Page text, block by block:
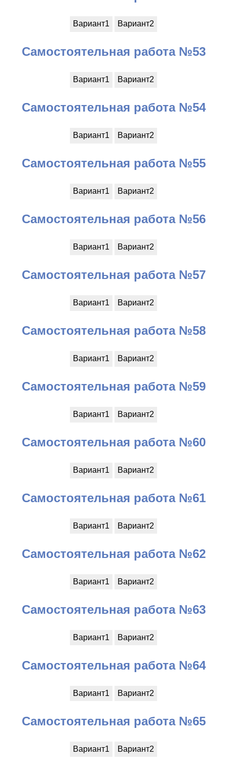
Вариант1 Вариант2
Самостоятельная работа №53
Вариант1 Вариант2
Самостоятельная работа №54
Вариант1 Вариант2
Самостоятельная работа №55
Вариант1 Вариант2
Самостоятельная работа №56
Вариант1 Вариант2
Самостоятельная работа №57
Вариант1 Вариант2
Самостоятельная работа №58
Вариант1 Вариант2
Самостоятельная работа №59
Вариант1 Вариант2
Самостоятельная работа №60
Вариант1 Вариант2
Самостоятельная работа №61
Вариант1 Вариант2
Самостоятельная работа №62
Вариант1 Вариант2
Самостоятельная работа №63
Вариант1 Вариант2
Самостоятельная работа №64
Вариант1 Вариант2
Самостоятельная работа №65
Вариант1 Вариант2